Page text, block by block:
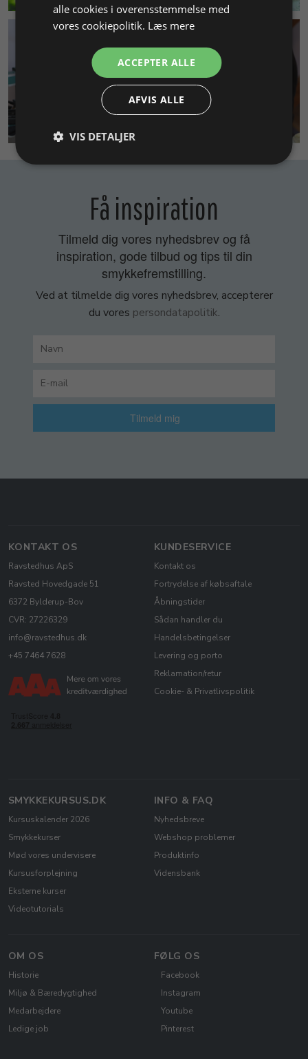
SMYKKEKURSER
Få inspiration
Tilmeld dig vores nyhedsbrev og få
inspiration, gode tilbud og tips til din
smykkefremstilling.
Ved at tilmelde dig vores nyhedsbrev, accepterer
du vores persondatapolitik.
Tilmeld mig
KONTAKT OS
Ravstedhus ApS
Ravsted Hovedgade 51
6372 Bylderup-Bov
CVR: 27226329
info@ravstedhus.dk
+45 7464 7628
KUNDESERVICE
Kontakt os
Fortrydelse af købsaftale
Åbningstider
Sådan handler du
Handelsbetingelser
Levering og porto
Reklamation/retur
Cookie- & Privatlivspolitik
SMYKKEKURSUS.DK
Kursuskalender 2026
Smykkekurser
Mød vores undervisere
Kursusforplejning
Eksterne kurser
Videotutorials
INFO & FAQ
Nyhedsbreve
Webshop problemer
Produktinfo
Vidensbank
OM OS
Historie
Miljø & Bæredygtighed
Medarbejdere
Ledige job
FØLG OS
Facebook
Instagram
Youtube
Pinterest
alle cookies i overensstemmelse med
vores cookiepolitik. Læs mere
ACCEPTER ALLE
AFVIS ALLE
VIS DETALJER